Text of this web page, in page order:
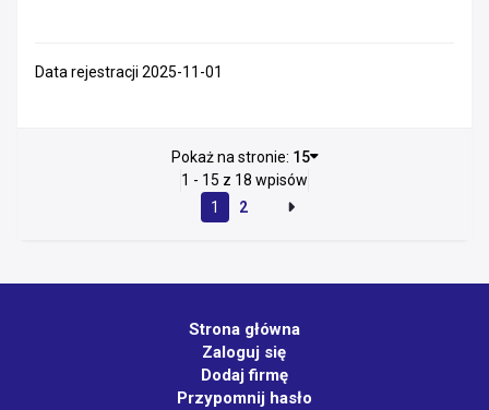
Data rejestracji 2025-11-01
Pokaż na stronie: 15
1 - 15 z 18 wpisów
1
2
Strona główna
Zaloguj się
Dodaj firmę
Przypomnij hasło